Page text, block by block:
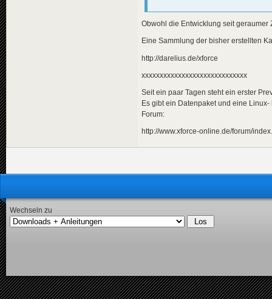
Obwohl die Entwicklung seit geraumer
Eine Sammlung der bisher erstellten
http://darelius.de/xforce
xxxxxxxxxxxxxxxxxxxxxxxxxxxxx
Seit ein paar Tagen steht ein erster
Es gibt ein Datenpaket und eine
Forum:
http://www.xforce-online.de/forum/
Wechseln zu